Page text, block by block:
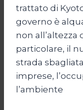
trattato di
governo è
non all’altezza
particolare, il
strada
imprese,
l’ambiente